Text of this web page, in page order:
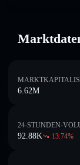
6.62M
24-STUNDEN-
92.88K 13.74%